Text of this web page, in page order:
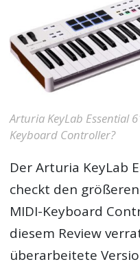
Arturia KeyLab Essential
Keyboard Controller?
DerArturia KeyLab
checkt den
MIDI-Keyboard
diesem Review
überarbeitete